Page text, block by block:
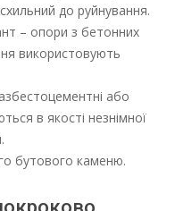
до руйнування.
– опори з бетонних
використовують
або
в якості незнімної
бутового каменю.